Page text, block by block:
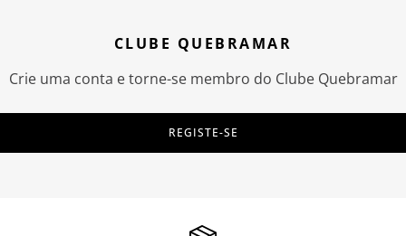
CLUBE QUEBRAMAR
Crie uma conta e torne-se membro do Clube Quebramar
REGISTE-SE